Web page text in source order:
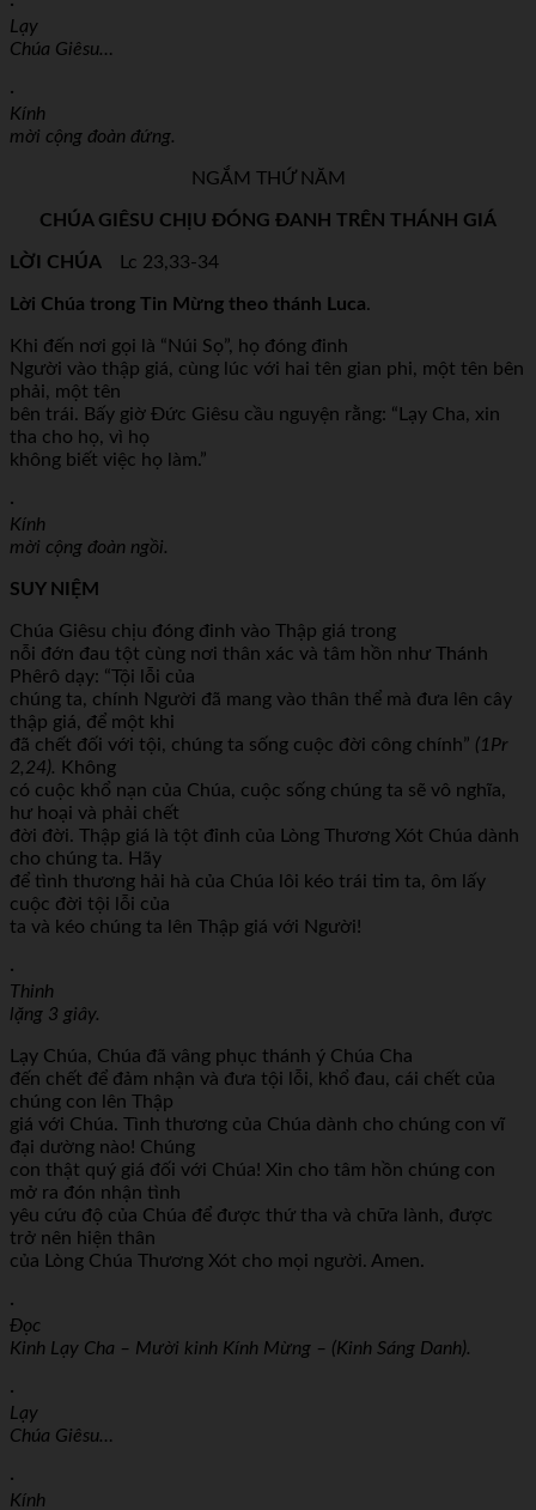
Lạy
Chúa Giêsu…
·
Kính
mời cộng đoàn đứng.
NGẮM THỨ NĂM
CHÚA GIÊSU CHỊU ĐÓNG ĐANH TRÊN THÁNH GIÁ
LỜI CHÚA Lc 23,33-34
Lời Chúa trong Tin Mừng theo thánh Luca.
Khi đến nơi gọi là “Núi Sọ”, họ đóng đinh
Người vào thập giá, cùng lúc với hai tên gian phi, một tên bên
phải, một tên
bên trái. Bấy giờ Đức Giêsu cầu nguyện rằng: “Lạy Cha, xin
tha cho họ, vì họ
không biết việc họ làm.”
·
Kính
mời cộng đoàn ngồi.
SUY NIỆM
Chúa Giêsu chịu đóng đinh vào Thập giá trong
nỗi đớn đau tột cùng nơi thân xác và tâm hồn như Thánh
Phêrô dạy: “Tội lỗi của
chúng ta, chính Người đã mang vào thân thể mà đưa lên cây
thập giá, để một khi
đã chết đối với tội, chúng ta sống cuộc đời công chính” (1Pr
2,24). Không
có cuộc khổ nạn của Chúa, cuộc sống chúng ta sẽ vô nghĩa,
hư hoại và phải chết
đời đời. Thập giá là tột đỉnh của Lòng Thương Xót Chúa dành
cho chúng ta. Hãy
để tình thương hải hà của Chúa lôi kéo trái tim ta, ôm lấy
cuộc đời tội lỗi của
ta và kéo chúng ta lên Thập giá với Người!
·
Thinh
lặng 3 giây.
Lạy Chúa, Chúa đã vâng phục thánh ý Chúa Cha
đến chết để đảm nhận và đưa tội lỗi, khổ đau, cái chết của
chúng con lên Thập
giá với Chúa. Tình thương của Chúa dành cho chúng con vĩ
đại dường nào! Chúng
con thật quý giá đối với Chúa! Xin cho tâm hồn chúng con
mở ra đón nhận tình
yêu cứu độ của Chúa để được thứ tha và chữa lành, được
trở nên hiện thân
của Lòng Chúa Thương Xót cho mọi người. Amen.
·
Đọc
Kinh Lạy Cha – Mười kinh Kính Mừng – (Kinh Sáng Danh).
·
Lạy
Chúa Giêsu…
·
Kính